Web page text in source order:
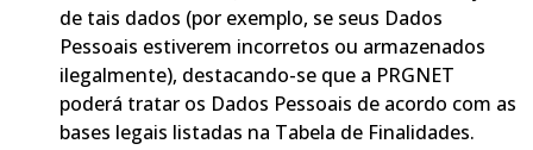
de tais dados (por exemplo, se seus Dados
Pessoais estiverem incorretos ou armazenados
ilegalmente), destacando-se que a PRGNET
poderá tratar os Dados Pessoais de acordo com as
bases legais listadas na Tabela de Finalidades.